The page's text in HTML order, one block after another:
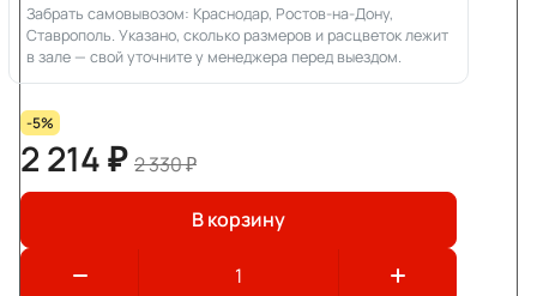
Забрать самовывозом: Краснодар, Ростов-на-Дону,
Ставрополь. Указано, сколько размеров и расцветок лежит
в зале — свой уточните у менеджера перед выездом.
-5%
2 214 ₽ 2 330 ₽
В корзину